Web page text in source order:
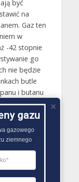
być
na
Gaz ten
w
-42 stopnie
go
nie będzie
butle
i butanu
gazowych w
przestaje
oC..
gazu
gazowego
ziemnego